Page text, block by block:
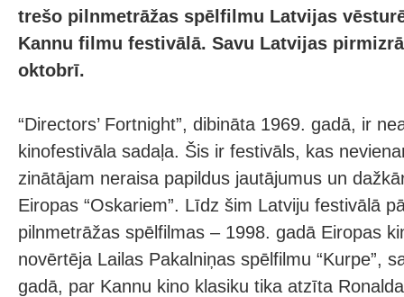
trešo pilnmetrāžas spēlfilmu Latvijas
Kannu filmu festivālā. Savu Latvijas
oktobrī.
“Directors’ Fortnight”, dibināta 1969. gadā, ir
kinofestivāla sadaļa. Šis ir festivāls, kas
zinātājam neraisa papildus jautājumus un
Eiropas “Oskariem”. Līdz šim Latviju festivālā
pilnmetrāžas spēlfilmas – 1998. gadā Eiropas
novērtēja Lailas Pakalniņas spēlfilmu “Kurpe”,
gadā, par Kannu kino klasiku tika atzīta